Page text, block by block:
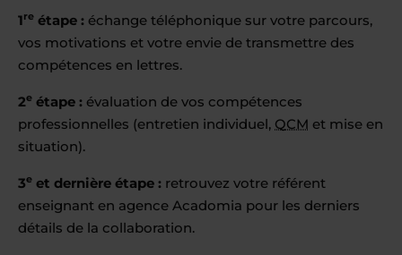
1re étape : échange téléphonique sur votre parcours,
vos motivations et votre envie de transmettre des
compétences en lettres.
2e étape : évaluation de vos compétences
professionnelles (entretien individuel, QCM et mise en
situation).
3e et dernière étape : retrouvez votre référent
enseignant en agence Acadomia pour les derniers
détails de la collaboration.